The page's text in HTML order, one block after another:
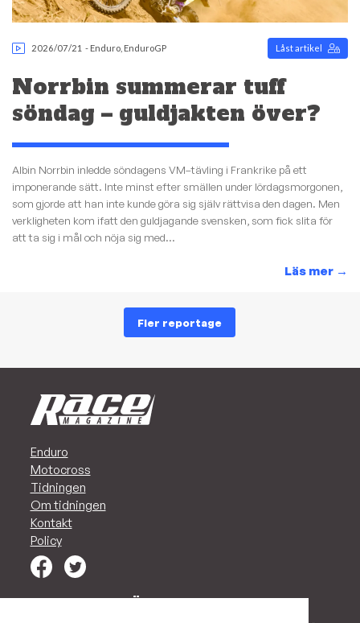
2026/07/21 - Enduro EnduroGP Låst artikel
Norrbin summerar tuff
söndag – guldjakten över?
Albin Norrbin inledde söndagens VM–tävling i Frankrike på ett
imponerande sätt. Inte minst efter smällen under lördagsmorgonen,
som gjorde att han inte kunde göra sig själv rättvisa den dagen. Men
verkligheten kom ifatt den guldjagande svensken, som fick slita för
att ta sig i mål och nöja sig med...
Läs mer →
Fler reportage
Enduro
Motocross
Tidningen
Om tidningen
Kontakt
Policy
MARKNADSFÖR ER I RACE!